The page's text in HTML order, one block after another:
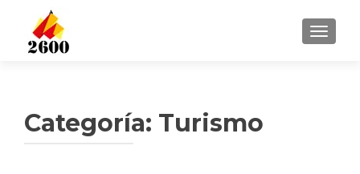
Categoría: Turismo